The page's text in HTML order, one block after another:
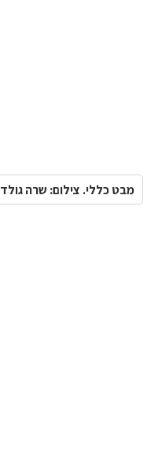
מבט כללי. צילום: שרה גולד